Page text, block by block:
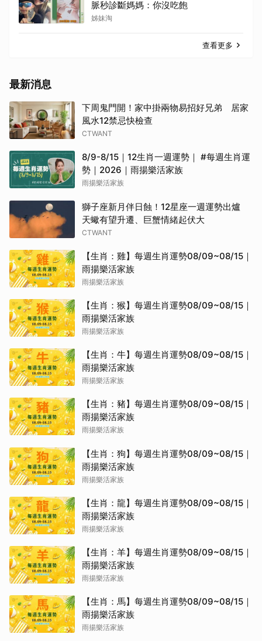
脈秒診斷媽媽：你沒吃飽
姊妹淘
查看更多
最新消息
下周鬼門開！家中掛兩物易招好兄弟 居家
風水12禁忌快檢查
CTWANT
8/9-8/15｜12生肖一週運勢｜ #每週生肖運
勢｜2026｜雨揚樂活家族
雨揚樂活家族
獅子座新月伴日蝕！12星座一週運勢出爐
天蠍有望升遷、巨蟹情緒起伏大
CTWANT
【生肖：雞】每週生肖運勢08/09~08/15｜
雨揚樂活家族
雨揚樂活家族
【生肖：猴】每週生肖運勢08/09~08/15｜
雨揚樂活家族
雨揚樂活家族
【生肖：牛】每週生肖運勢08/09~08/15｜
雨揚樂活家族
雨揚樂活家族
【生肖：豬】每週生肖運勢08/09~08/15｜
雨揚樂活家族
雨揚樂活家族
【生肖：狗】每週生肖運勢08/09~08/15｜
雨揚樂活家族
雨揚樂活家族
【生肖：龍】每週生肖運勢08/09~08/15｜
雨揚樂活家族
雨揚樂活家族
【生肖：羊】每週生肖運勢08/09~08/15｜
雨揚樂活家族
雨揚樂活家族
【生肖：馬】每週生肖運勢08/09~08/15｜
雨揚樂活家族
雨揚樂活家族